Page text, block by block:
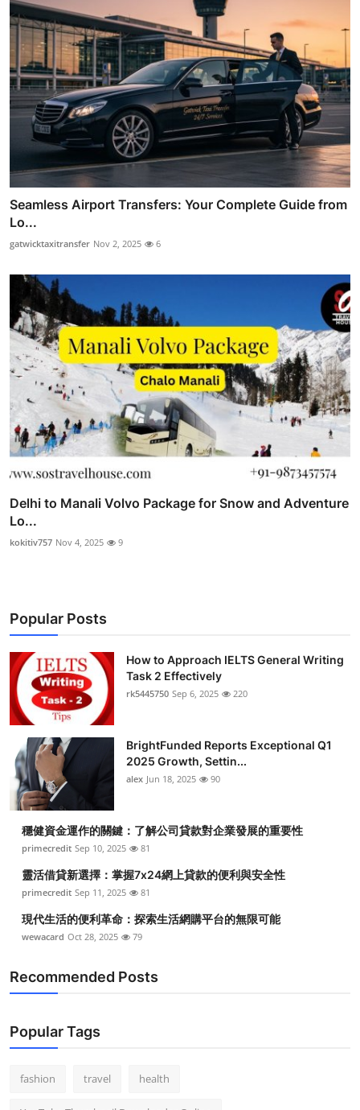
Seamless Airport Transfers: Your Complete Guide from
Lo...
gatwicktaxitransfer Nov 2, 2025 6
Delhi to Manali Volvo Package for Snow and Adventure
Lo...
kokitiv757 Nov 4, 2025 9
Popular Posts
How to Approach IELTS General Writing
Task 2 Effectively
rk5445750 Sep 6, 2025 220
BrightFunded Reports Exceptional Q1
2025 Growth, Settin...
alex Jun 18, 2025 90
穩健資金運作的關鍵：了解公司貸款對企業發展的重要性
primecredit Sep 10, 2025 81
靈活借貸新選擇：掌握7x24網上貸款的便利與安全性
primecredit Sep 11, 2025 81
現代生活的便利革命：探索生活網購平台的無限可能
wewacard Oct 28, 2025 79
Recommended Posts
Popular Tags
fashion travel health